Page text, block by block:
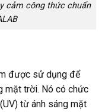
cảm công thức chuẩn
được sử dụng để
mặt trời. Nó có chức
từ ánh sáng mặt